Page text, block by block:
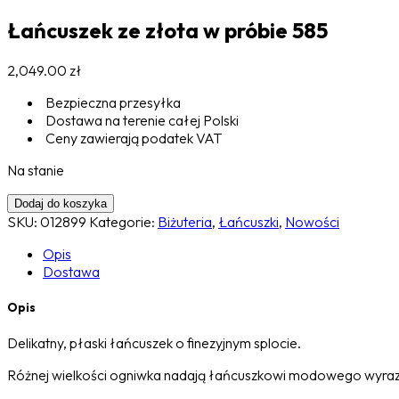
Łańcuszek ze złota w próbie 585
2,049.00 zł
Bezpieczna przesyłka
Dostawa na terenie całej Polski
Ceny zawierają podatek VAT
Na stanie
Dodaj do koszyka
SKU: 012899 Kategorie: Biżuteria, Łańcuszki, Nowości
Opis
Dostawa
Opis
Delikatny, płaski łańcuszek o finezyjnym splocie.
Różnej wielkości ogniwka nadają łańcuszkowi modowego